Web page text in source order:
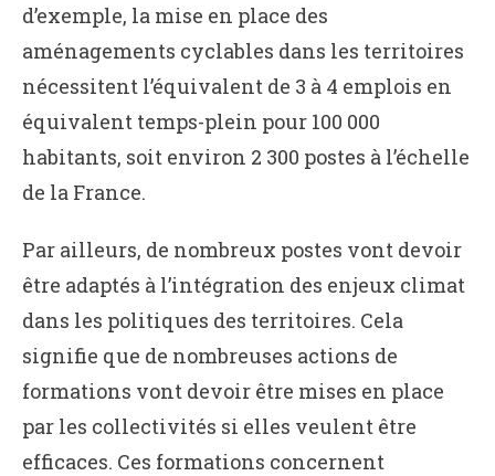
d’exemple, la mise en place des
aménagements cyclables dans les territoires
nécessitent l’équivalent de 3 à 4 emplois en
équivalent temps-plein pour 100 000
habitants, soit environ 2 300 postes à l’échelle
de la France.
Par ailleurs, de nombreux postes vont devoir
être adaptés à l’intégration des enjeux climat
dans les politiques des territoires. Cela
signifie que de nombreuses actions de
formations vont devoir être mises en place
par les collectivités si elles veulent être
efficaces. Ces formations concernent